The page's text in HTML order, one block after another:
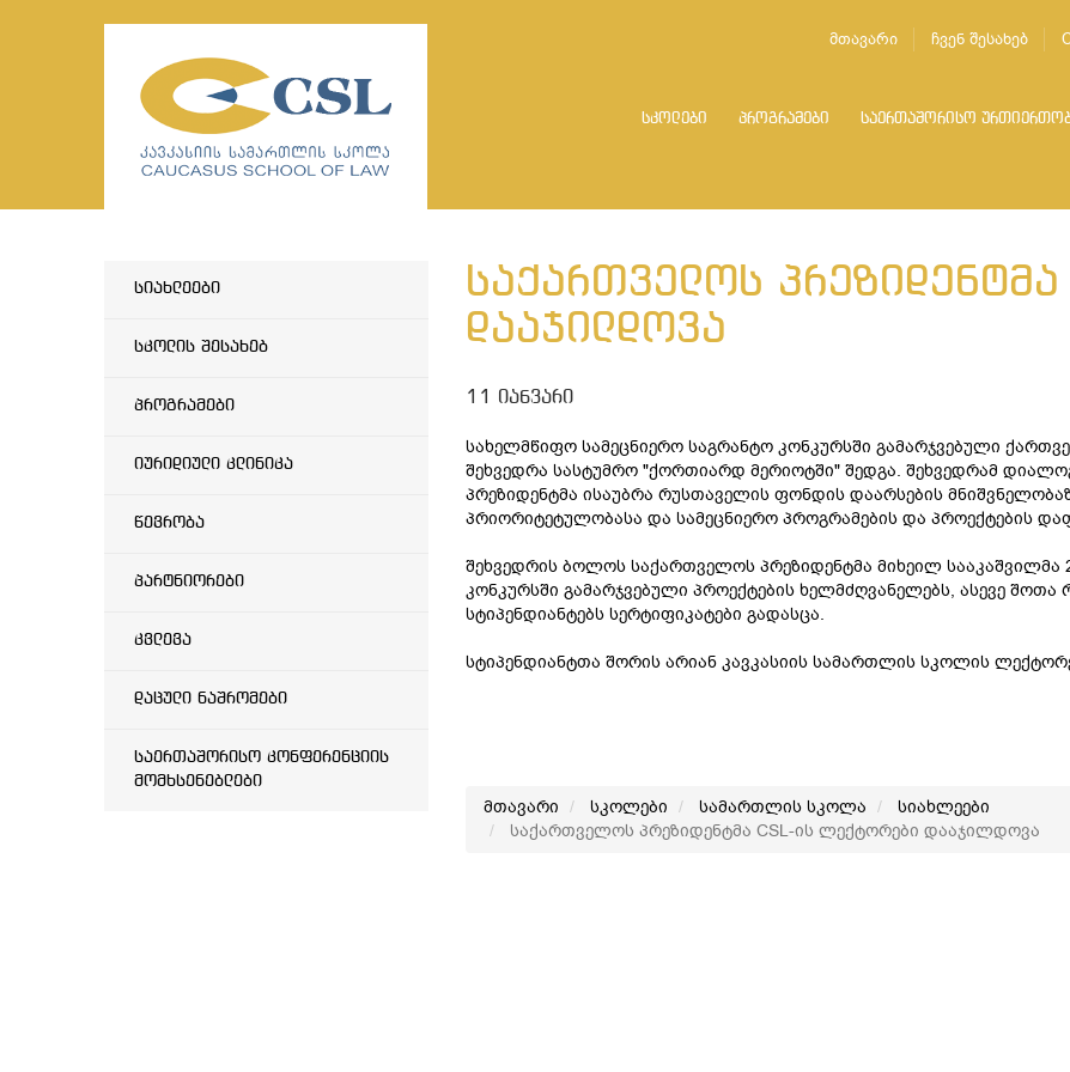
მთავარი ჩვენ შესახებ
სკოლები პროგრამები საერთაშორისო
სიახლეები
სკოლის შესახებ
პროგრამები
იურიდიული კლინიკა
წევრობა
პარტნიორები
კვლევა
დაცული ნაშრომები
საერთაშორისო კონფერენციის
მომხსენებლები
საქართველოს
დააჯილდოვა
11 იანვარი
სახელმწიფო სამეცნიერო საგრანტო კონკურსში გამარჯვებული
შეხვედრა სასტუმრო "ქორთიარდ მერიოტში" შედგა. შეხვედრამ
პრეზიდენტმა ისაუბრა რუსთაველის ფონდის დაარსების
პრიორიტეტულობასა და სამეცნიერო პროგრამების და პროექტების
შეხვედრის ბოლოს საქართველოს პრეზიდენტმა მიხეილ
კონკურსში გამარჯვებული პროექტების ხელმძღვანელებს, ასევე
სტიპენდიანტებს სერტიფიკატები გადასცა.
სტიპენდიანტთა შორის არიან კავკასიის სამართლის სკოლის
მთავარი სკოლები სამართლის სკოლა
სიახლეები
საქართველოს პრეზიდენტმა CSL-ის ლექტორები დააჯილდოვა